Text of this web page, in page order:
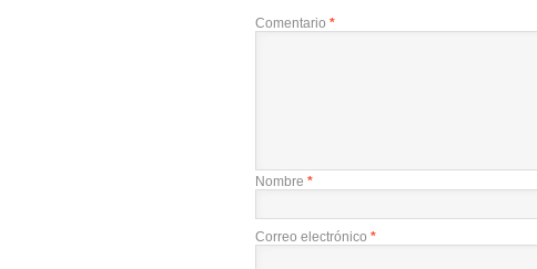
Comentario *
Nombre *
Correo electrónico *